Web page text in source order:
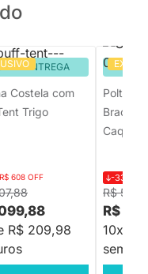
ENTREGA
Costela com
Trigo
R$ 608 OFF
R$ 209,98
Braço e
Caqui
R$
-33%
R$
10x de
sem